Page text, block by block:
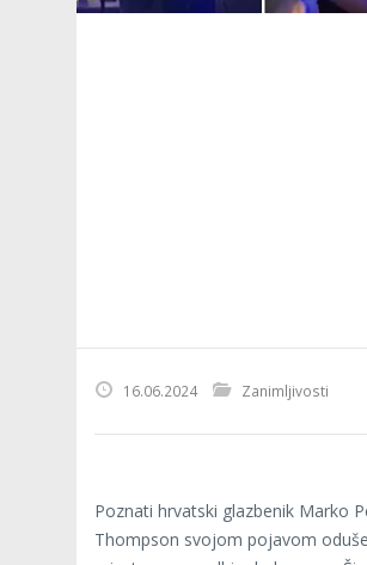
16.06.2024 Zanimljivosti
Poznati hrvatski glazbenik Marko
Thompson svojom pojavom